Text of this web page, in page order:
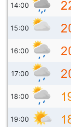
14:00
15:00
16:00
17:00
18:00
19:00